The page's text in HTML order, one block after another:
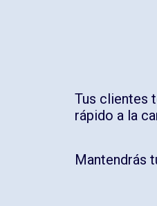
Tus clientes
rápido a la
Mantendrás